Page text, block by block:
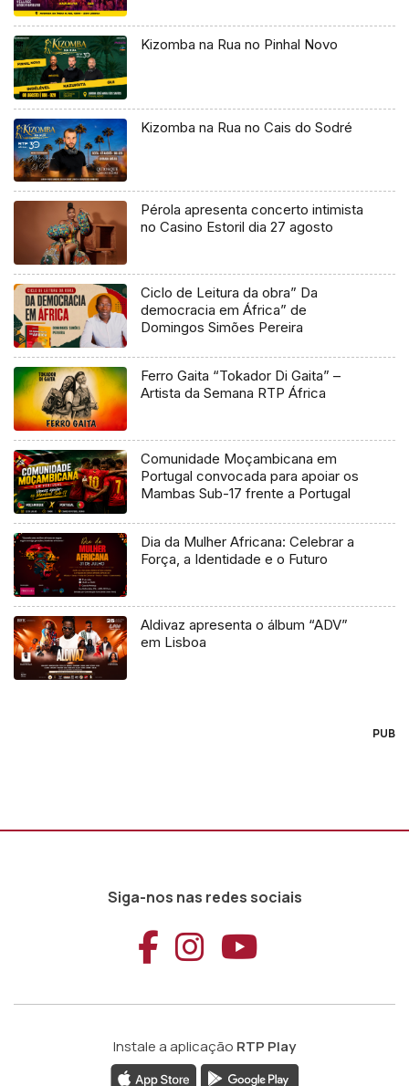
Kizomba na Rua no Pinhal Novo
Kizomba na Rua no Cais do Sodré
Pérola apresenta concerto intimista
no Casino Estoril dia 27 agosto
Ciclo de Leitura da obra” Da
democracia em África” de
Domingos Simões Pereira
Ferro Gaita “Tokador Di Gaita” –
Artista da Semana RTP África
Comunidade Moçambicana em
Portugal convocada para apoiar os
Mambas Sub-17 frente a Portugal
Dia da Mulher Africana: Celebrar a
Força, a Identidade e o Futuro
Aldivaz apresenta o álbum “ADV”
em Lisboa
PUB
Siga-nos nas redes sociais
Aceder ao
Aceder ao
Aceder
Instale a aplicação RTP Play